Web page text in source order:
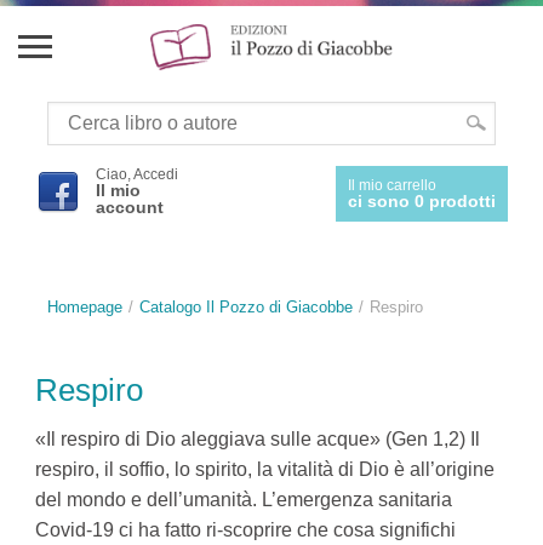
Ciao, Accedi
Il mio
account
Il mio carrello
ci sono 0 prodotti
Homepage Catalogo Il Pozzo di Giacobbe Respiro
Respiro
«Il respiro di Dio aleggiava sulle acque» (Gen 1,2) Il
respiro, il soffio, lo spirito, la vitalità di Dio è all’origine
del mondo e dell’umanità. L’emergenza sanitaria
Covid-19 ci ha fatto ri-scoprire che cosa significhi